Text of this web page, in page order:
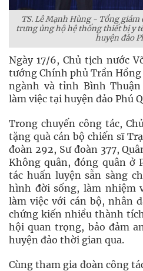
TS. Lê Mạnh Hùng - Tổng
trưng ủng hộ hệ thống thiết bị y
huyện đảo
Ngày 17/6, Chủ tịch nước
tướng Chính phủ Trần
ngành và tỉnh Bình
làm việc tại huyện đảo Phú
Trong chuyến công tác,
tặng quà cán bộ chiến sĩ
đoàn 292, Sư đoàn 377,
Không quân, đóng quân ở
tác huấn luyện sẵn sàng
hình đời sống, làm nhiệm
làm việc với cán bộ, nhân
chứng kiến nhiều thành
hội quan trọng, bảo đảm
huyện đảo thời gian qua.
Cùng tham gia đoàn công